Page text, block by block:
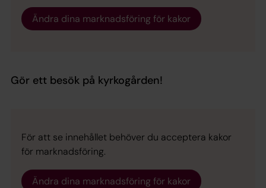
Ändra dina marknadsföring för kakor
Gör ett besök på kyrkogården!
För att se innehållet behöver du acceptera kakor
för marknadsföring.
Ändra dina marknadsföring för kakor